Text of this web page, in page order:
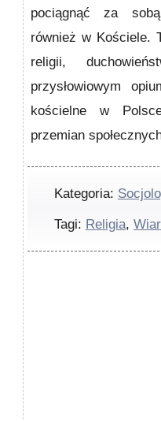
pociągnąć za
również w Kościele.
religii,
przysłowiowym
kościelne w
przemian
Kategoria:
Tagi: Religia,